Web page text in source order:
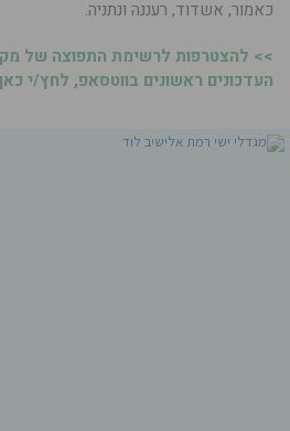
כאמור, אשדוד, רעננה ונתניה.
>> להצטרפות לרשימת התפוצה של
העדכונים ראשונים בווטסאפ, לחץ/י